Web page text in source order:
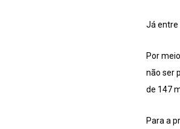
Já entre
Por
não ser
de 147
Para a